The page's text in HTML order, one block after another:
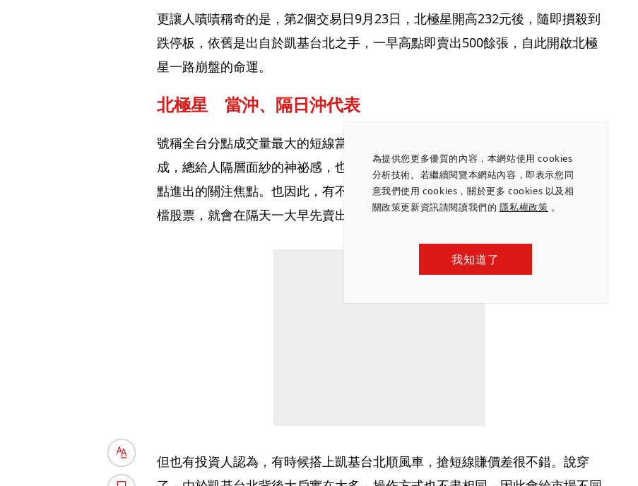
為提供您更多優質的內容，本網站使用 cookies
分析技術。若繼續閱覽本網站內容，即表示您同
意我們使用 cookies，關於更多 cookies 以及相
關政策更新資訊請閱讀我們的 隱私權政策 。
我知道了
更讓人嘖嘖稱奇的是，第2個交易日9月23日，北極星開高232元後，隨即摜殺到
跌停板，依舊是出自於凱基台北之手，一早高點即賣出500餘張，自此開啟北極
星一路崩盤的命運。
北極星　當沖、隔日沖代表
號稱全台分點成交量最大的短線當沖聚集－凱基台北，由多位當沖大戶組合而
成，總給人隔層面紗的神祕感，也因為影響力大，成了每天下午5點公布券商分
點進出的關注焦點。也因此，有不少人只要在下午5點發現，凱基台北大買了某
檔股票，就會在隔天一大早先賣出，就怕被這些大戶的隔日沖「傷到」。
但也有投資人認為，有時候搭上凱基台北順風車，搶短線賺價差很不錯。說穿